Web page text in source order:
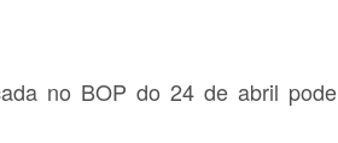
no BOP do 24 de abril pode